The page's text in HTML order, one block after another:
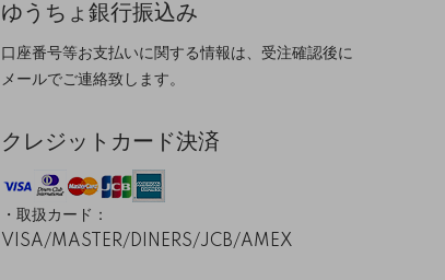
ゆうちょ銀行振込み
口座番号等お支払いに関する情報は、受注確認後に
メールでご連絡致します。
クレジットカード決済
・取扱カード：
VISA/MASTER/DINERS/JCB/AMEX